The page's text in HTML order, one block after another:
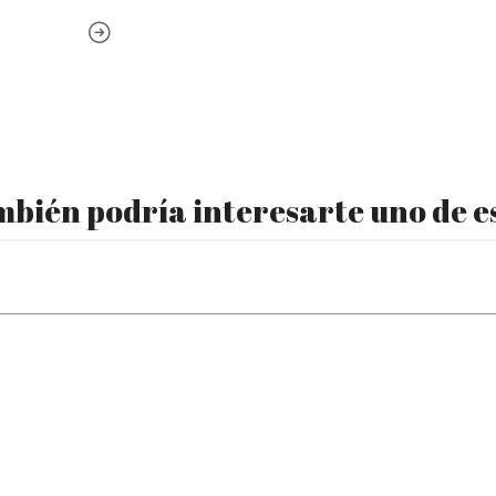
podría interesarte uno de